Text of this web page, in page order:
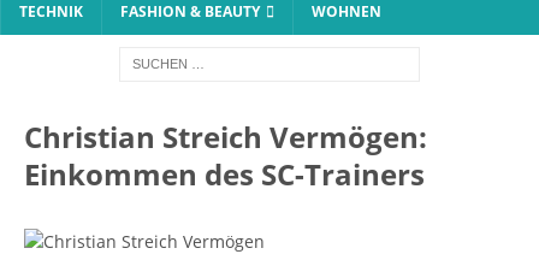
TECHNIK FASHION & BEAUTY WOHNEN
Christian Streich Vermögen:
Einkommen des SC-Trainers